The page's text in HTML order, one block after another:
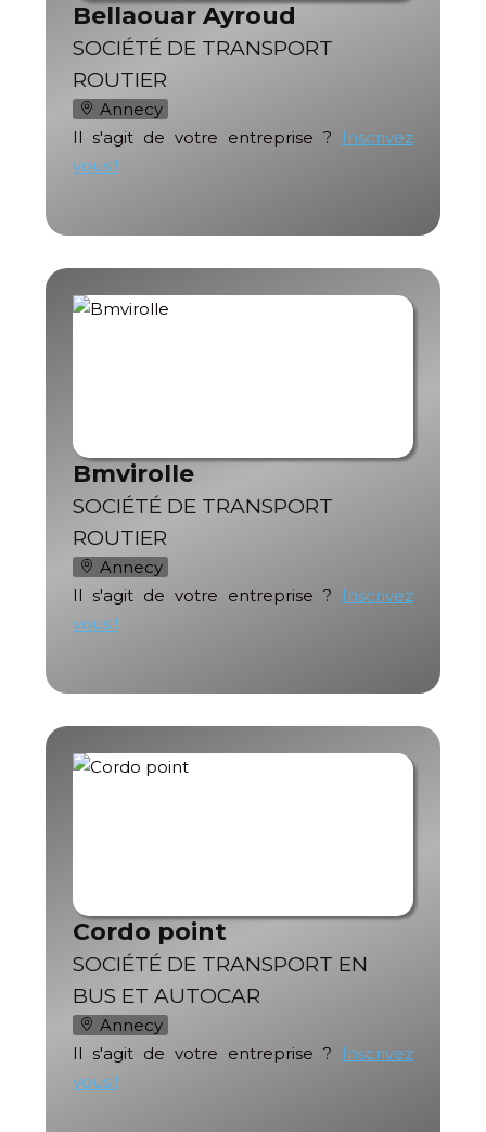
Bellaouar Ayroud
SOCIÉTÉ DE TRANSPORT
ROUTIER
Annecy
Il s'agit de votre entreprise ?
Inscrivez
vous !
Bmvirolle
SOCIÉTÉ DE TRANSPORT
ROUTIER
Annecy
Il s'agit de votre entreprise ?
Inscrivez
vous !
Cordo point
SOCIÉTÉ DE TRANSPORT EN
BUS ET AUTOCAR
Annecy
Il s'agit de votre entreprise ?
Inscrivez
vous !